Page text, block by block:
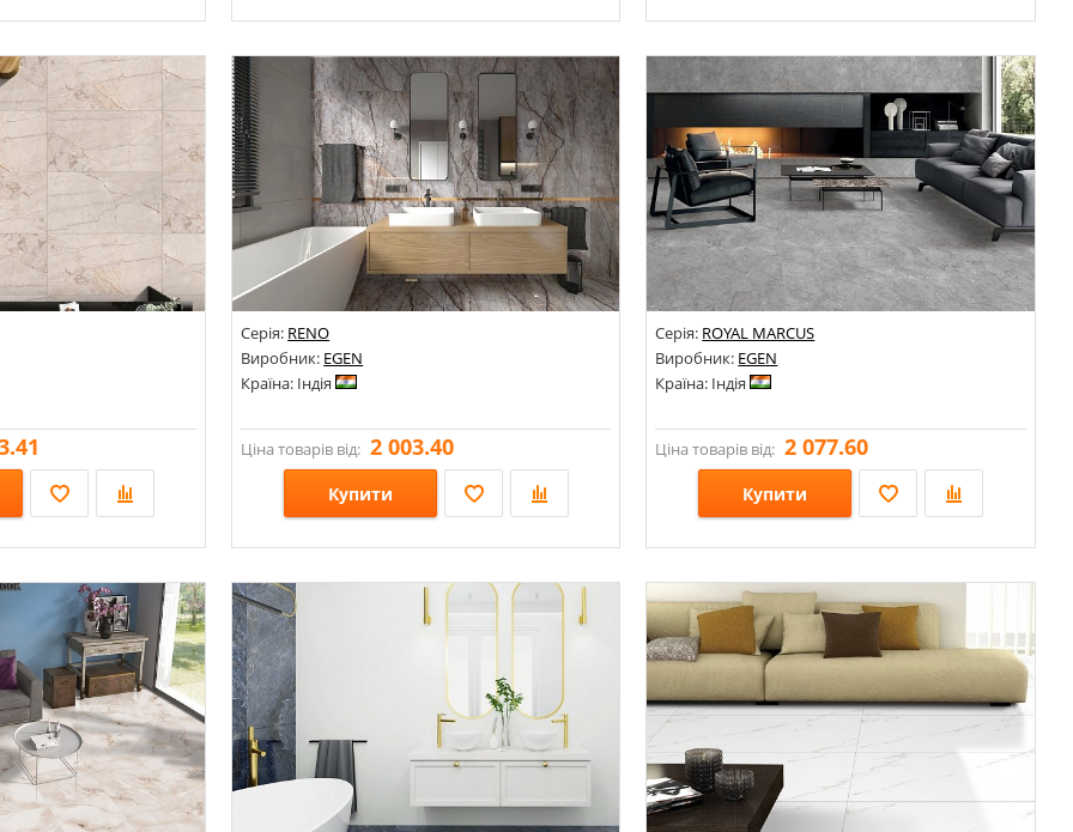
Розміри: 600х600;
Стилі: Під бетон; Під камінь;
Кольори:
Розміри: 600х600;
Стилі: Під камінь; Під мармур;
Кольори:
Серія: RENO
Виробник: EGEN
Країна: Індія
Ціна товарів від: 2 003.40
Купити
Розміри: 600х1200;
Стилі: Під мармур;
Кольори:
Серія: ROYAL MARCUS
Виробник: EGEN
Країна: Індія
Ціна товарів від: 2 077.60
Купити
Розміри: 600х1200;
Стилі: Під камінь; Під мармур;
Кольори: